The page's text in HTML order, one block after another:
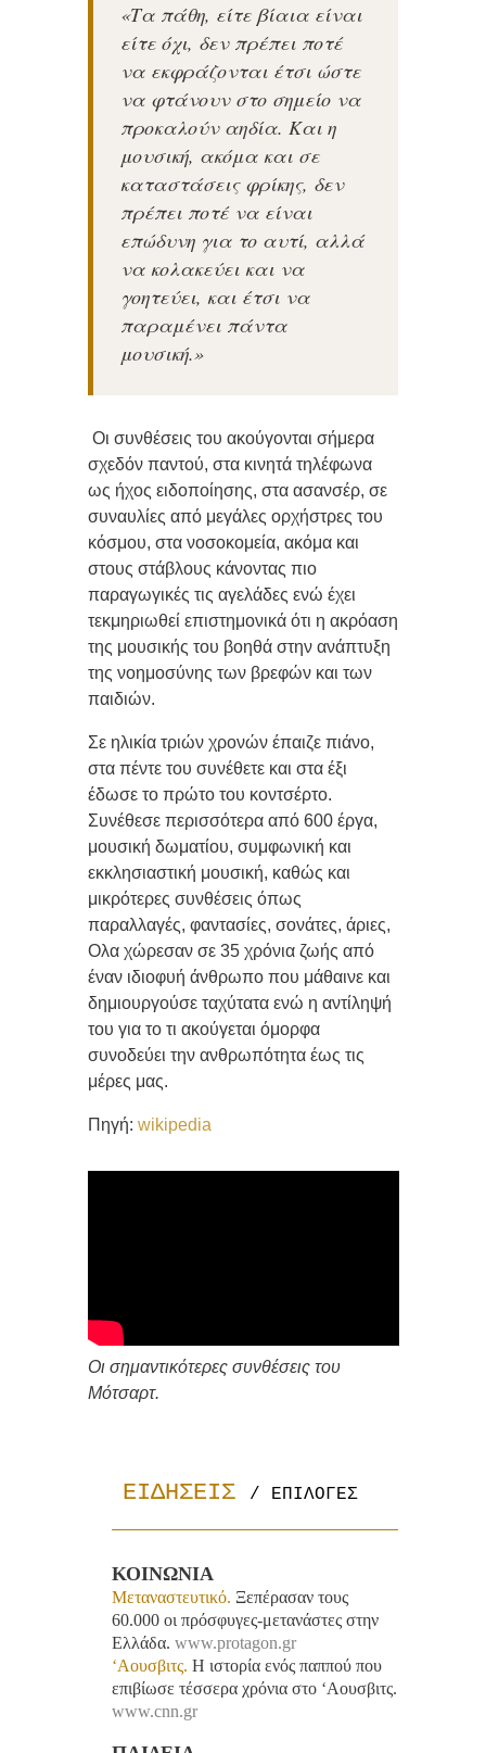
«Tα πάθη, είτε βίαια είναι
είτε όχι, δεν πρέπει ποτέ
να εκφράζονται έτσι ώστε
να φτάνουν στο σημείο να
προκαλούν αηδία. Και η
μουσική, ακόμα και σε
καταστάσεις φρίκης, δεν
πρέπει ποτέ να είναι
επώδυνη για το αυτί, αλλά
να κολακεύει και να
γοητεύει, και έτσι να
παραμένει πάντα
μουσική.»
Οι συνθέσεις του ακούγονται σήμερα
σχεδόν παντού, στα κινητά τηλέφωνα
ως ήχος ειδοποίησης, στα ασανσέρ, σε
συναυλίες από μεγάλες ορχήστρες του
κόσμου, στα νοσοκομεία, ακόμα και
στους στάβλους κάνοντας πιο
παραγωγικές τις αγελάδες ενώ έχει
τεκμηριωθεί επιστημονικά ότι η ακρόαση
της μουσικής του βοηθά στην ανάπτυξη
της νοημοσύνης των βρεφών και των
παιδιών.
Σε ηλικία τριών χρονών έπαιζε πιάνο,
στα πέντε του συνέθετε και στα έξι
έδωσε το πρώτο του κοντσέρτο.
Συνέθεσε περισσότερα από 600 έργα,
μουσική δωματίου, συμφωνική και
εκκλησιαστική μουσική, καθώς και
μικρότερες συνθέσεις όπως
παραλλαγές, φαντασίες, σονάτες, άριες,
Ολα χώρεσαν σε 35 χρόνια ζωής από
έναν ιδιοφυή άνθρωπο που μάθαινε και
δημιουργούσε ταχύτατα ενώ η αντίληψή
του για το τι ακούγεται όμορφα
συνοδεύει την ανθρωπότητα έως τις
μέρες μας.
Πηγή: wikipedia
Οι σημαντικότερες συνθέσεις του
Μότσαρτ.
ΕΙΔΗΣΕΙΣ / ΕΠΙΛΟΓΕΣ
ΚΟΙΝΩΝΙΑ
Μεταναστευτικό. Ξεπέρασαν τους
60.000 οι πρόσφυγες-μετανάστες στην
Ελλάδα. www.protagon.gr
‘Αουσβιτς. Η ιστορία ενός παππού που
επιβίωσε τέσσερα χρόνια στο ‘Αουσβιτς.
www.cnn.gr